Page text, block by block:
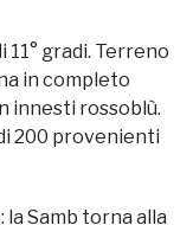
gradi. Terreno
in completo
innesti rossoblù.
200 provenienti
la Samb torna alla